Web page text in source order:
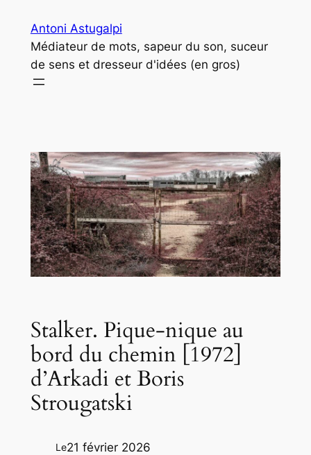
contenu
Antoni Astugalpi
Médiateur de mots, sapeur du son, suceur
de sens et dresseur d'idées (en gros)
Stalker. Pique-nique au
bord du chemin [1972]
d’Arkadi et Boris
Strougatski
Le21 février 2026